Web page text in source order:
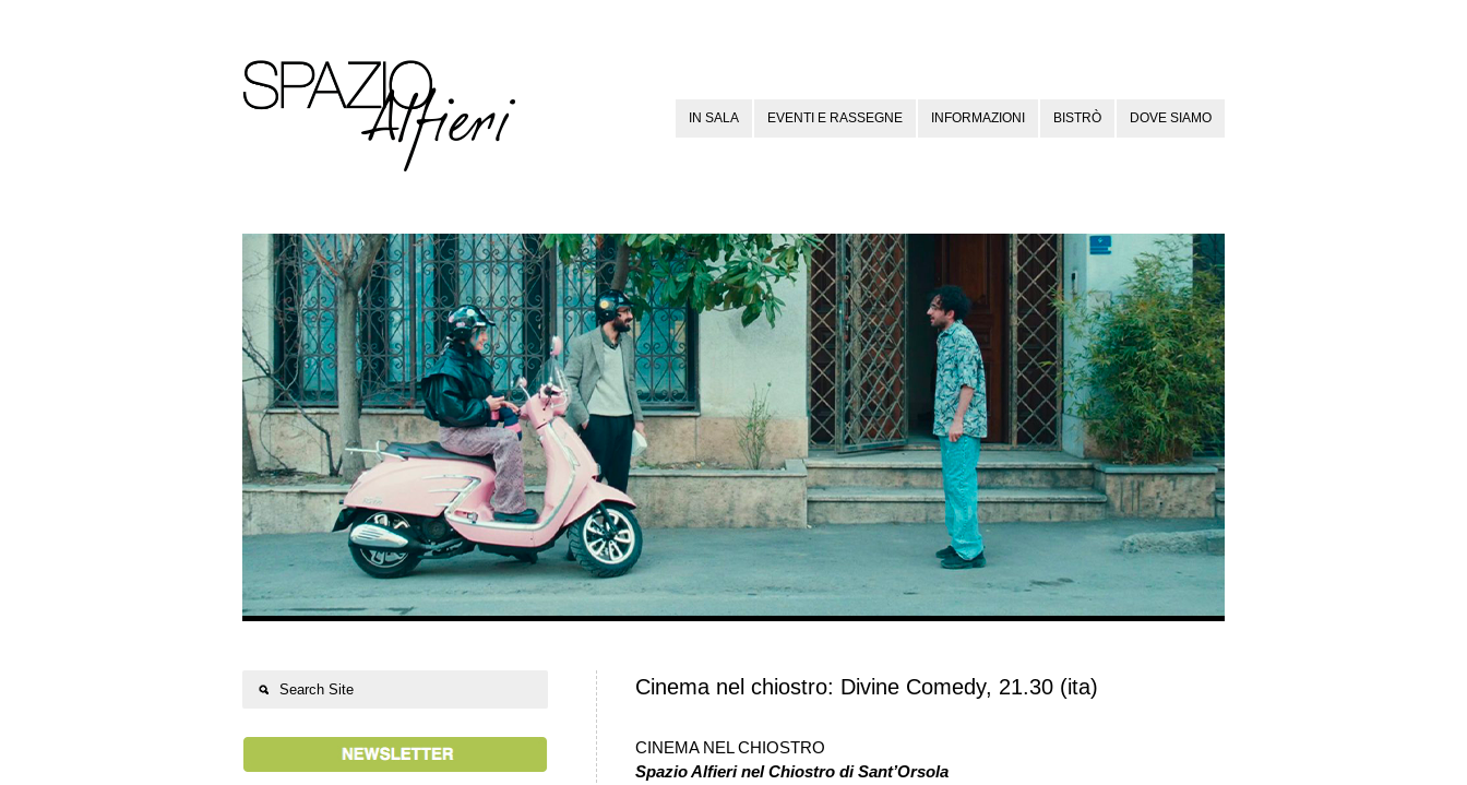
IN SALA EVENTI E RASSEGNE INFORMAZIONI BISTRÒ DOVE SIAMO
Cinema nel chiostro: Divine Comedy, 21.30 (ita)
CINEMA NEL CHIOSTRO
Spazio Alfieri nel Chiostro di Sant’Orsola